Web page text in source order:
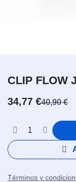
CLIP FLOW
34,77 €40,90€
Términos y